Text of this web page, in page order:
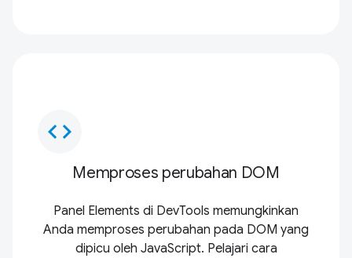
code
Memproses perubahan DOM
Panel Elements di DevTools memungkinkan
Anda memproses perubahan pada DOM yang
dipicu oleh JavaScript. Pelajari cara